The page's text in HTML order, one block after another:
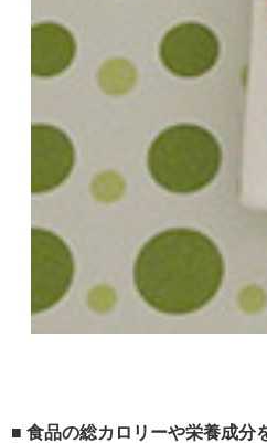
■ 食品の総カロリーや栄養成分